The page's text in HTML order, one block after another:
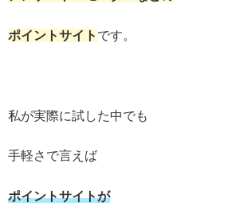
ポイントサイト です。
私が実際に試した中でも
手軽さで言えば
ポイントサイトが